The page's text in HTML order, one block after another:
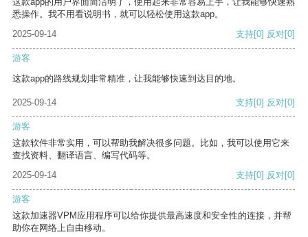
悉操作。我不用看说明书，就可以轻松使用这款app。
2025-09-14
支持[0] 反对[0]
游客
这款app的路线规划非常精准，让我能够快速到达目的地。
2025-09-14 支持[0] 反对[0]
游客
这款软件非常实用，可以帮助我解决很多问题。比如，我可以使用它来
查找资料、翻译语言、编写代码等。
2025-09-14
支持[0] 反对[0]
游客
这款加速器VPM应用程序可以给你提供最高速度和安全性的连接，并帮
助你在网络上自由移动。